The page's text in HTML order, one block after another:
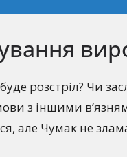
розстріл? Чи
з іншими
але Чумак не